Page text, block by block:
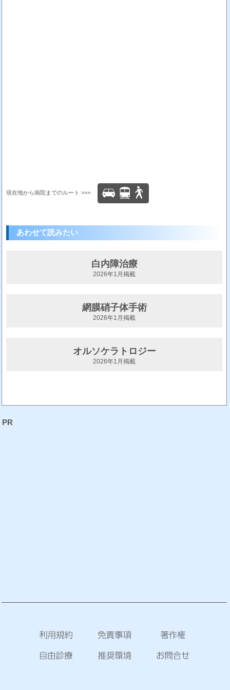
現在地から病院までのルート >>>
あわせて読みたい
白内障治療
2026年1月掲載
網膜硝子体手術
2026年1月掲載
オルソケラトロジー
2026年1月掲載
PR